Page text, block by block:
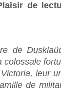
de
de
colossale
leur
de